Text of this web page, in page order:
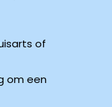
of
om een